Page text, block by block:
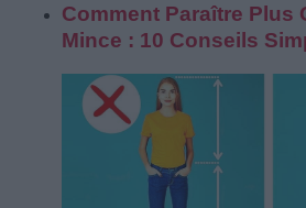
Comment Paraître Plus
Mince : 10 Conseils